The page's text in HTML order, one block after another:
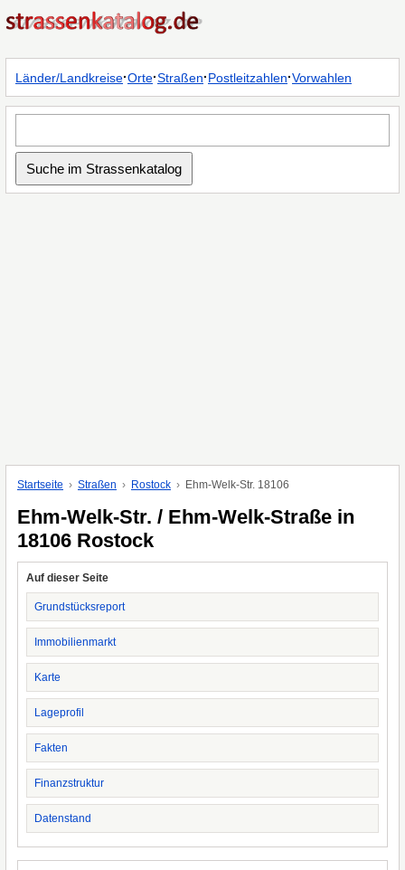
Länder/Landkreise·Orte·Straßen·Postleitzahlen·Vorwahlen
Startseite Straßen Rostock Ehm-Welk-Str. 18106
Ehm-Welk-Str. / Ehm-Welk-Straße in
18106 Rostock
Auf dieser Seite
Grundstücksreport
Immobilienmarkt
Karte
Lageprofil
Fakten
Finanzstruktur
Datenstand